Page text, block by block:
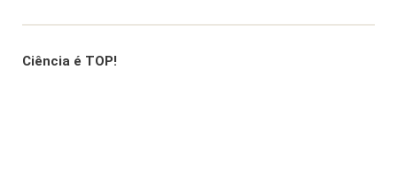
Ciência é TOP!